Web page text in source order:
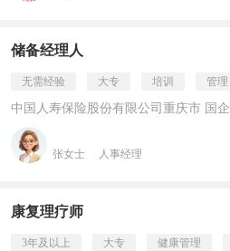
储备经理人
无需经验 大专 培训 管理
中国人寿保险股份有限公司重庆市 国企
张女士 人事经理
康复理疗师
3年及以上 大专 健康管理